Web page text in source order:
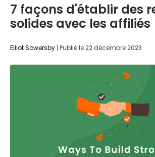
7 façons d'établir des
solides avec les affiliés
Elliot Sowersby | Publié le22 décembre 2023